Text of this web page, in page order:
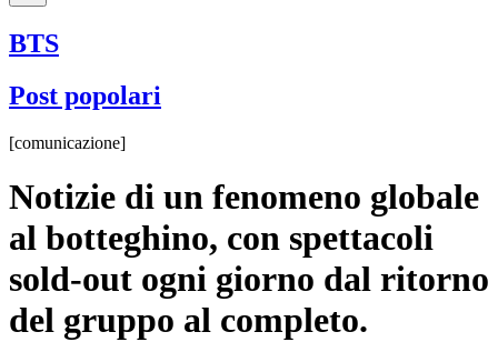
BTS
Post popolari
[comunicazione]
Notizie di un fenomeno globale
al botteghino, con spettacoli
sold-out ogni giorno dal ritorno
del gruppo al completo.